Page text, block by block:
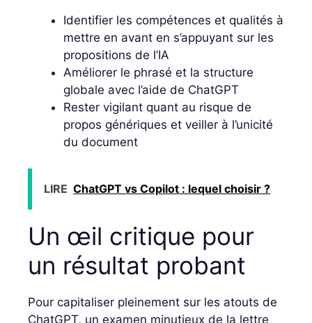
Identifier les compétences et qualités à
mettre en avant en s’appuyant sur les
propositions de l’IA
Améliorer le phrasé et la structure
globale avec l’aide de ChatGPT
Rester vigilant quant au risque de
propos génériques et veiller à l’unicité
du document
LIRE ChatGPT vs Copilot : lequel choisir ?
Un œil critique pour
un résultat probant
Pour capitaliser pleinement sur les atouts de
ChatGPT, un examen minutieux de la lettre